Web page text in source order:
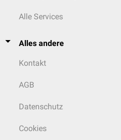
Alle Services
Alles andere
Kontakt
AGB
Datenschutz
Cookies